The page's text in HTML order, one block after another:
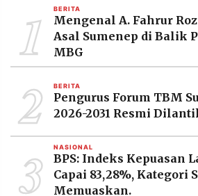
1 BERITA
Mengenal A. Fahrur
Asal Sumenep di Balik
MBG
2 BERITA
Pengurus Forum TBM
2026-2031 Resmi
3 NASIONAL
BPS: Indeks Kepuasan
Capai 83,28%, Kategori
Memuaskan.